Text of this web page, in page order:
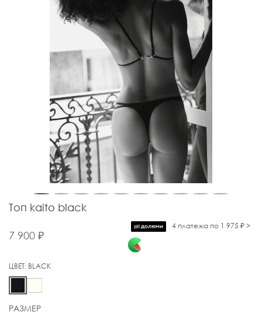
Топ kaito black
7 900 ₽
4 платежа по 1 975 ₽ >
ЦВЕТ: BLACK
РАЗМЕР